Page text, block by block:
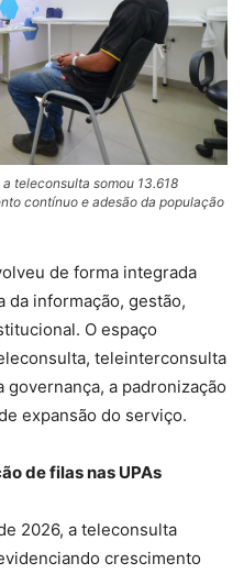
teleconsulta somou 13.618
contínuo e adesão da população
de forma integrada
da informação, gestão,
O espaço
teleinterconsulta
a padronização
expansão do serviço.
de filas nas UPAs
2026, a teleconsulta
crescimento